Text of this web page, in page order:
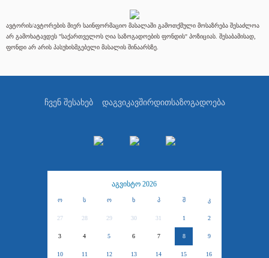
ავტორის/ავტორების მიერ საინფორმაციო მასალაში გამოთქმული მოსაზრება შესაძლოა
არ გამოხატავდეს "საქართველოს ღია საზოგადოების ფონდის" პოზიციას. შესაბამისად,
ფონდი არ არის პასუხისმგებელი მასალის შინაარსზე.
ჩვენ შესახებ დაგვიკავშირდითსაზოგადოება
აგვისტო 2026
ო ს ო ხ პ შ კ
27 28 29 30 31 1 2
3 4 5 6 7 8 9
10 11 12 13 14 15 16